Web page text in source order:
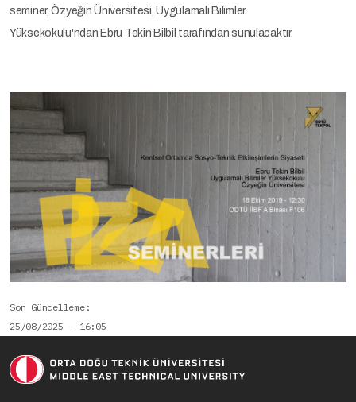
seminer, Özyeğin Üniversitesi, Uygulamalı Bilimler
Yüksekokulu'ndan Ebru Tekin Bilbil tarafından sunulacaktır.
Son Güncelleme
25/08/2025 - 16:05